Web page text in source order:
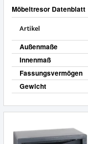
Möbeltresor Datenblatt
Artikel
Außenmaße
Innenmaß
Fassungsvermögen
Gewicht